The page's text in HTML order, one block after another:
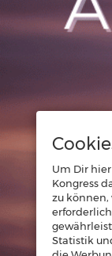
Um Dir hier
Kongress
zu können,
Statistik